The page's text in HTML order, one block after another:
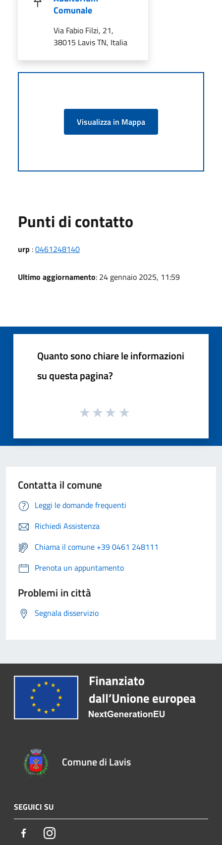
Comunale
Via Fabio Filzi, 21,
38015 Lavis TN, Italia
Visualizza in Mappa
Punti di contatto
urp :0461248140
Ultimo aggiornamento: 24 gennaio 2025, 11:59
Quanto sono chiare le informazioni
su questa pagina?
Contatta il comune
Leggi le domande frequenti
Richiedi Assistenza
Chiama il comune +39 0461 248111
Prenota un appuntamento
Problemi in città
Segnala disservizio
Comune di Lavis
SEGUICI SU
FacebookInstagram